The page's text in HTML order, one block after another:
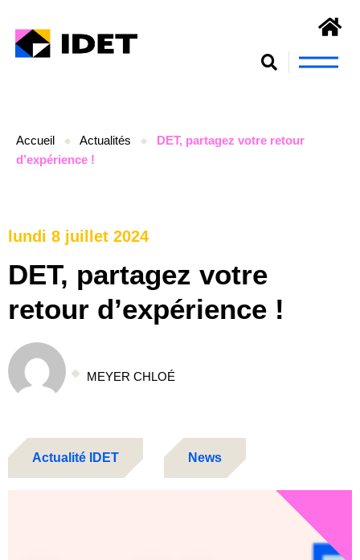
Accueil Actualités
DET, partagez votre retour
d’expérience !
lundi 8 juillet 2024
DET, partagez votre
retour d’expérience !
MEYER CHLOÉ